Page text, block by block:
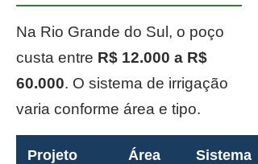
Na Rio Grande do Sul, o poço
custa entre R$ 12.000 a R$
60.000. O sistema de irrigação
varia conforme área e tipo.
Projeto Área Sistema